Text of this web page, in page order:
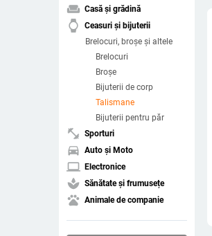
weekend Casă și grădină
watch
Ceasuri și bijuterii
Brelocuri, broșe și altele
Brelocuri
Broșe
Bijuterii de corp
Talismane
Bijuterii pentru păr
fitness_center Sporturi
directions_car Auto și Moto
laptop Electronice
spa Sănătate și frumusețe
pets Animale de companie